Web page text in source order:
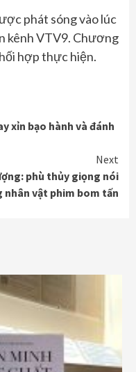
phát sóng vào lúc
kênh VTV9. Chương
hợp thực hiện.
xỉn bạo hành và đánh
Next
phù thủy giọng nói
nhân vật phim bom tấn